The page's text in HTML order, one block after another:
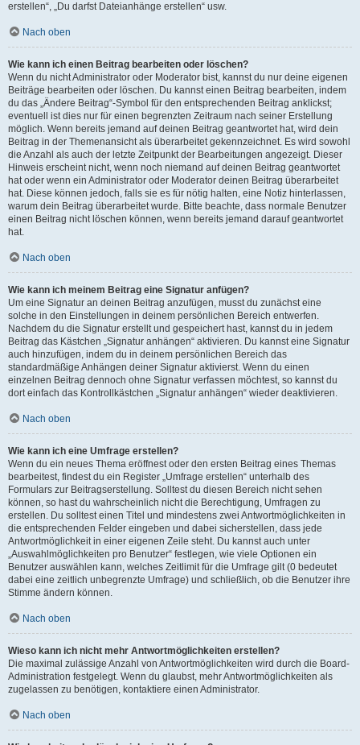
erstellen“, „Du darfst Dateianhänge erstellen“ usw.
Nach oben
Wie kann ich einen Beitrag bearbeiten oder löschen?
Wenn du nicht Administrator oder Moderator bist, kannst du nur deine eigenen
Beiträge bearbeiten oder löschen. Du kannst einen Beitrag bearbeiten, indem
du das „Ändere Beitrag“-Symbol für den entsprechenden Beitrag anklickst;
eventuell ist dies nur für einen begrenzten Zeitraum nach seiner Erstellung
möglich. Wenn bereits jemand auf deinen Beitrag geantwortet hat, wird dein
Beitrag in der Themenansicht als überarbeitet gekennzeichnet. Es wird sowohl
die Anzahl als auch der letzte Zeitpunkt der Bearbeitungen angezeigt. Dieser
Hinweis erscheint nicht, wenn noch niemand auf deinen Beitrag geantwortet
hat oder wenn ein Administrator oder Moderator deinen Beitrag überarbeitet
hat. Diese können jedoch, falls sie es für nötig halten, eine Notiz hinterlassen,
warum dein Beitrag überarbeitet wurde. Bitte beachte, dass normale Benutzer
einen Beitrag nicht löschen können, wenn bereits jemand darauf geantwortet
hat.
Nach oben
Wie kann ich meinem Beitrag eine Signatur anfügen?
Um eine Signatur an deinen Beitrag anzufügen, musst du zunächst eine
solche in den Einstellungen in deinem persönlichen Bereich entwerfen.
Nachdem du die Signatur erstellt und gespeichert hast, kannst du in jedem
Beitrag das Kästchen „Signatur anhängen“ aktivieren. Du kannst eine Signatur
auch hinzufügen, indem du in deinem persönlichen Bereich das
standardmäßige Anhängen deiner Signatur aktivierst. Wenn du einen
einzelnen Beitrag dennoch ohne Signatur verfassen möchtest, so kannst du
dort einfach das Kontrollkästchen „Signatur anhängen“ wieder deaktivieren.
Nach oben
Wie kann ich eine Umfrage erstellen?
Wenn du ein neues Thema eröffnest oder den ersten Beitrag eines Themas
bearbeitest, findest du ein Register „Umfrage erstellen“ unterhalb des
Formulars zur Beitragserstellung. Solltest du diesen Bereich nicht sehen
können, so hast du wahrscheinlich nicht die Berechtigung, Umfragen zu
erstellen. Du solltest einen Titel und mindestens zwei Antwortmöglichkeiten in
die entsprechenden Felder eingeben und dabei sicherstellen, dass jede
Antwortmöglichkeit in einer eigenen Zeile steht. Du kannst auch unter
„Auswahlmöglichkeiten pro Benutzer“ festlegen, wie viele Optionen ein
Benutzer auswählen kann, welches Zeitlimit für die Umfrage gilt (0 bedeutet
dabei eine zeitlich unbegrenzte Umfrage) und schließlich, ob die Benutzer ihre
Stimme ändern können.
Nach oben
Wieso kann ich nicht mehr Antwortmöglichkeiten erstellen?
Die maximal zulässige Anzahl von Antwortmöglichkeiten wird durch die Board-
Administration festgelegt. Wenn du glaubst, mehr Antwortmöglichkeiten als
zugelassen zu benötigen, kontaktiere einen Administrator.
Nach oben